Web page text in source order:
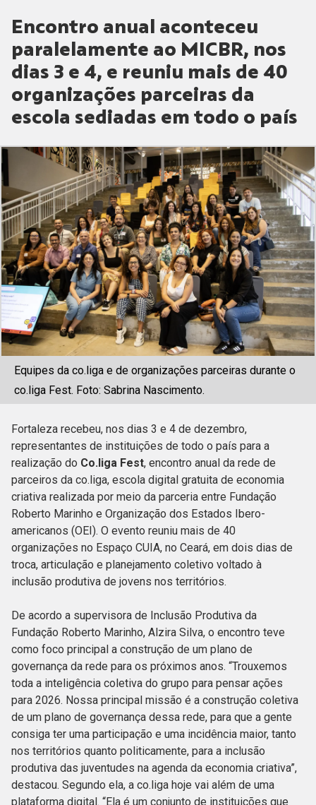
Encontro anual aconteceu
paralelamente ao MICBR, nos
dias 3 e 4, e reuniu mais de 40
organizações parceiras da
escola sediadas em todo o país
Equipes da co.liga e de organizações parceiras durante o
co.liga Fest. Foto: Sabrina Nascimento.
Fortaleza recebeu, nos dias 3 e 4 de dezembro,
representantes de instituições de todo o país para a
realização do Co.liga Fest, encontro anual da rede de
parceiros da co.liga, escola digital gratuita de economia
criativa realizada por meio da parceria entre Fundação
Roberto Marinho e Organização dos Estados Ibero-
americanos (OEI). O evento reuniu mais de 40
organizações no Espaço CUIA, no Ceará, em dois dias de
troca, articulação e planejamento coletivo voltado à
inclusão produtiva de jovens nos territórios.
De acordo a supervisora de Inclusão Produtiva da
Fundação Roberto Marinho, Alzira Silva, o encontro teve
como foco principal a construção de um plano de
governança da rede para os próximos anos. “Trouxemos
toda a inteligência coletiva do grupo para pensar ações
para 2026. Nossa principal missão é a construção coletiva
de um plano de governança dessa rede, para que a gente
consiga ter uma participação e uma incidência maior, tanto
nos territórios quanto politicamente, para a inclusão
produtiva das juventudes na agenda da economia criativa”,
destacou. Segundo ela, a co.liga hoje vai além de uma
plataforma digital. “Ela é um conjunto de instituições que